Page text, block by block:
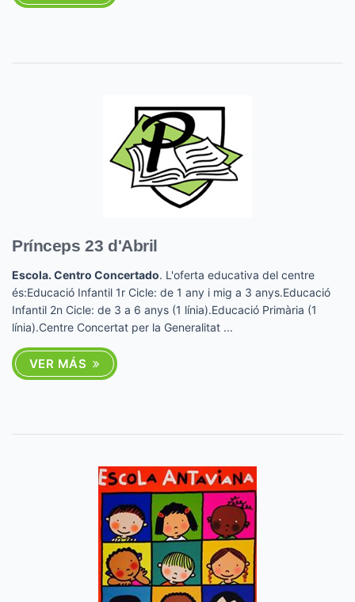
Prínceps 23 d'Abril
Escola. Centro Concertado. L'oferta educativa del centre
és:Educació Infantil 1r Cicle: de 1 any i mig a 3 anys.Educació
Infantil 2n Cicle: de 3 a 6 anys (1 línia).Educació Primària (1
línia).Centre Concertat per la Generalitat ...
VER MÁS